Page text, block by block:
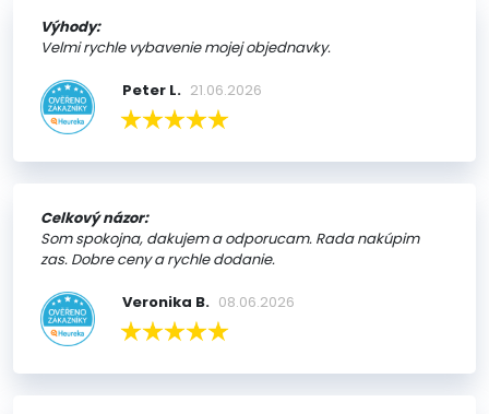
Výhody:
Velmi rychle vybavenie mojej objednavky.
Peter L. 21.06.2026
Celkový názor:
Som spokojna, dakujem a odporucam. Rada nakúpim
zas. Dobre ceny a rychle dodanie.
Veronika B. 08.06.2026